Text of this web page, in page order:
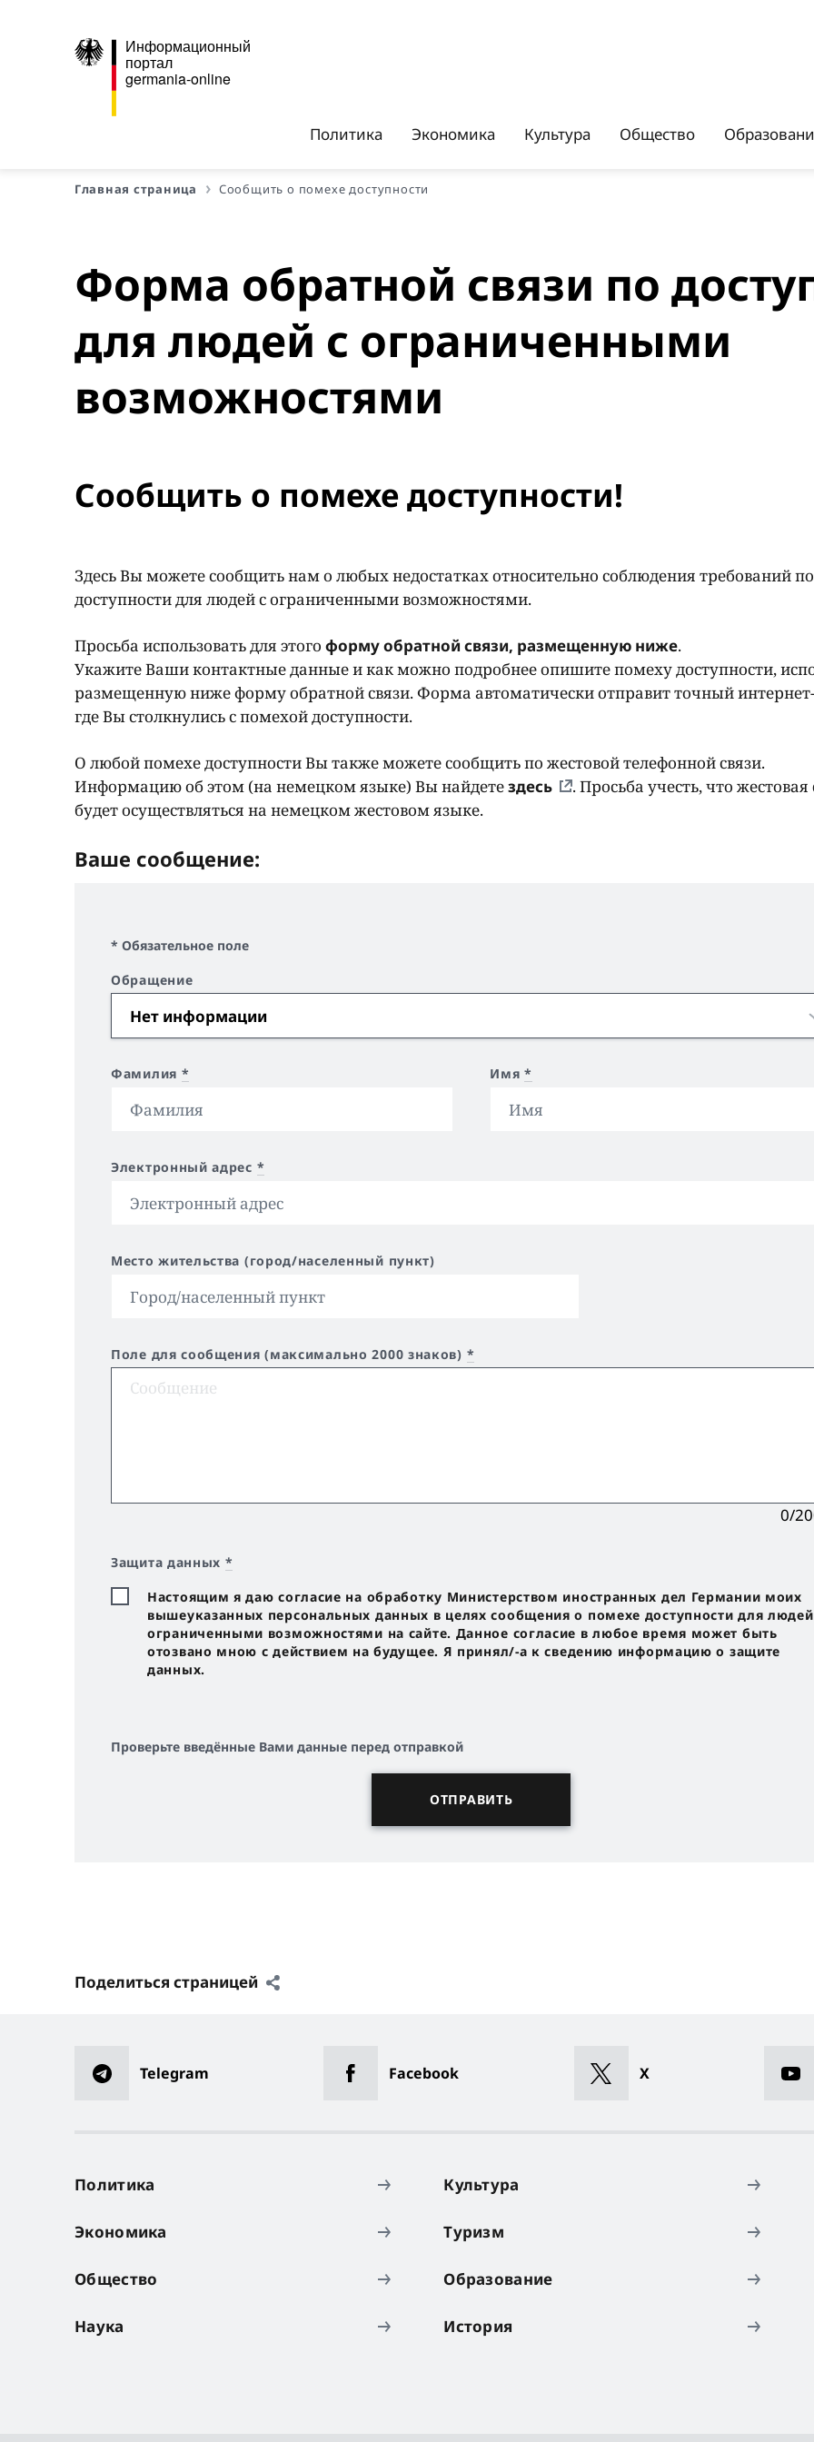
Информационный
портал
germania-online
Политика Экономика Культура Общество
Главная страница Сообщить о помехе доступности
Форма обратной связи по
для людей с ограниченными
возможностями
Сообщить о помехе доступности!
Здесь Вы можете сообщить нам о любых недостатках относительно соблюдения требований по
доступности для людей с ограниченными возможностями.
Просьба использовать для этого форму обратной связи, размещенную ниже.
Укажите Ваши контактные данные и как можно подробнее опишите помеху доступности,
размещенную ниже форму обратной связи. Форма автоматически отправит точный
где Вы столкнулись с помехой доступности.
О любой помехе доступности Вы также можете сообщить по жестовой телефонной связи.
Информацию об этом (на немецком языке) Вы найдетездесь
. Просьба учесть, что жестовая
будет осуществляться на немецком жестовом языке.
Ваше сообщение:
* Обязательное поле
Обращение
Фамилия * Имя*
Электронный адрес *
Место жительства (город/населенный пункт)
Поле для сообщения (максимально 2000 знаков) *
0/
Защита данных *
Настоящим я даю согласие на обработку Министерством иностранных дел Германии моих
вышеуказанных персональных данных в целях сообщения о помехе доступности для людей
ограниченными возможностями на сайте. Данное согласие в любое время может быть
отозвано мною с действием на будущее. Я принял/-a к сведению информацию о защите
данных.
Проверьте введённые Вами данные перед отправкой
Поделиться страницей
Telegram Facebook X
Политика
Экономика
Общество
Наука
Культура
Туризм
Образование
История